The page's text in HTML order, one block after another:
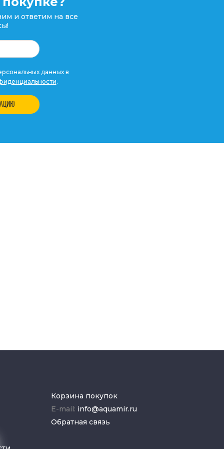
и ответим на все
данных в
.
Корзина покупок
E-mail: info@aquamir.ru
Обратная связь